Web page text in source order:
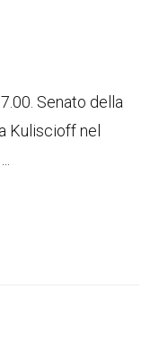
Senato della
Kuliscioff nel